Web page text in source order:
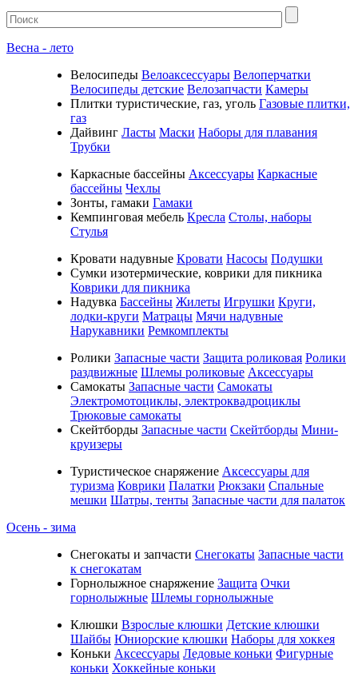
Весна - лето
Велосипеды Велоаксессуары Велоперчатки
Велосипеды детские Велозапчасти Камеры
Плитки туристические, газ, уголь Газовые плитки,
газ
Дайвинг Ласты Маски Наборы для плавания
Трубки
Каркасные бассейны Аксессуары Каркасные
бассейны Чехлы
Зонты, гамаки Гамаки
Кемпинговая мебель Кресла Столы, наборы
Стулья
Кровати надувные Кровати Насосы Подушки
Cумки изотермические, коврики для пикника
Коврики для пикника
Надувка Бассейны Жилеты Игрушки Круги,
лодки-круги Матрацы Мячи надувные
Нарукавники Ремкомплекты
Ролики Запасные части Защита роликовая Ролики
раздвижные Шлемы роликовые Аксессуары
Самокаты Запасные части Самокаты
Электромотоциклы, электроквадроциклы
Трюковые самокаты
Скейтборды Запасные части Скейтборды Мини-
круизеры
Туристическое снаряжение Аксессуары для
туризма Коврики Палатки Рюкзаки Спальные
мешки Шатры, тенты Запасные части для палаток
Осень - зима
Cнегокаты и запчасти Снегокаты Запасные части
к снегокатам
Горнолыжное снаряжение Защита Очки
горнолыжные Шлемы горнолыжные
Клюшки Взрослые клюшки Детские клюшки
Шайбы Юниорские клюшки Наборы для хоккея
Коньки Аксессуары Ледовые коньки Фигурные
коньки Хоккейные коньки